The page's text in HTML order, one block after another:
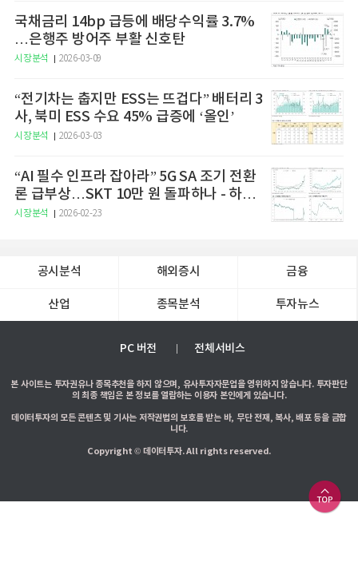
국채금리 14bp 급등에 배당수익률 3.7%
…은행주 방어주 부활 신호탄
시장분석 2026-03-09
“전기차는 춥지만 ESS는 뜨겁다” 배터리 3
사, 북미 ESS 수요 45% 급증에 ‘올인’
시장분석 2026-03-03
“AI 필수 인프라 잡아라” 5G SA 조기 전환
론 급부상…SKT 10만 원 돌파하나 - 하나
증권
시장분석 2026-02-23
공시분석 해외증시 금융
산업 종목분석 투자뉴스
PC 버전 전체서비스
본 사이트는 투자권유나 종목추천을 하지 않으며, 유사투자자문업을 영위하지 않습니다. 투자판단
의 최종 책임은 본 정보를 열람하는 이용자 본인에게 있습니다.
데이터투자의 모든 콘텐츠 및 기사는 저작권법의 보호를 받는 바, 무단 전재, 복사, 배포 등을 금합
니다.
Copyright © 데이터투자. All rights reserved.